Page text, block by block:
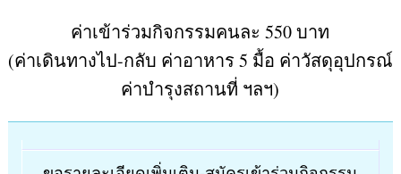
ค่าเข้าร่วมกิจกรรมคนละ 550 บาท
(ค่าเดินทางไป-กลับ ค่าอาหาร 5 มื้อ ค่าวัสดุอุปกรณ์
ค่าบำรุงสถานที่ ฯลฯ)